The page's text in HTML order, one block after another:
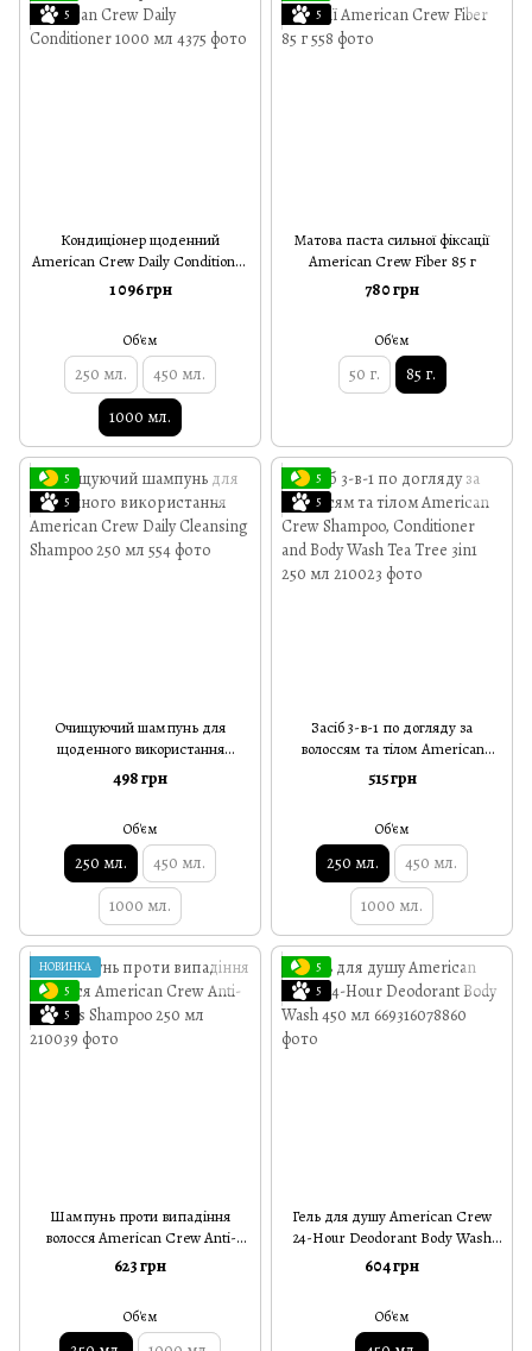
5
Кондиціонер щоденний
American Crew Daily Conditioner
1000 мл
1 096 грн
Об'єм
250 мл.
450 мл.
1000 мл.
5
Матова паста сильної фіксації
American Crew Fiber 85 г
780 грн
Об'єм
50 г. 85 г.
5
5
Очищуючий шампунь для
щоденного використання
American Crew Daily Cleansing
Shampoo 250 мл
498 грн
Об'єм
250 мл.
450 мл.
1000 мл.
5
5
Засіб 3-в-1 по догляду за
волоссям та тілом American
Crew Shampoo, Conditioner and
Body Wash Tea Tree 3in1 250 мл
515 грн
Об'єм
250 мл.
450 мл.
1000 мл.
НОВИНКА
5
5
Шампунь проти випадіння
волосся American Crew Anti-
Hairloss Shampoo 250 мл
623 грн
Об'єм
5
5
Гель для душу American Crew
24-Hour Deodorant Body Wash
450 мл
604 грн
Об'єм